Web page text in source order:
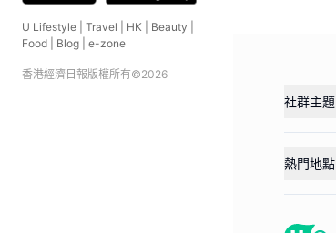
U Lifestyle Travel HK Beauty
Food
Blog e-zone
香港經濟日報版權所有©2026
社群主題
熱門地點